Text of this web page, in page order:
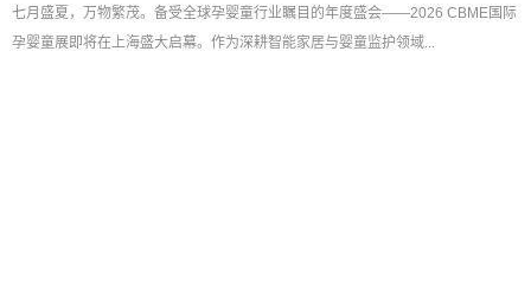
七月盛夏，万物繁茂。备受全球孕婴童行业瞩目的年度盛会——2026 CBME国际
孕婴童展即将在上海盛大启幕。作为深耕智能家居与婴童监护领域...